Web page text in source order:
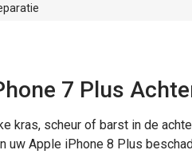
7 Plus
kras, scheur of barst in de
uw Apple iPhone 8 Plus